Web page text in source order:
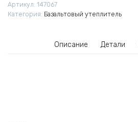
плит
Артикул: 147067
Категория: Базальтовый утеплитель
Описание Детали